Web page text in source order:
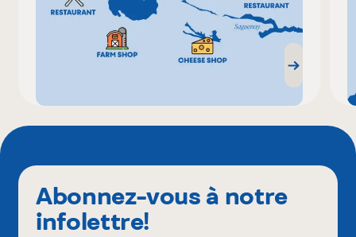
Abonnez-vous à notre
infolettre!